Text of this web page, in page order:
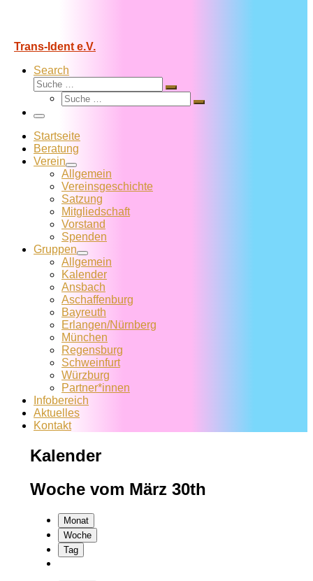
Trans-Ident e.V.
Search
Suche
Suche
Suche
Suche
Menü
Startseite
Beratung
Verein
Allgemein
Vereins­geschichte
Satzung
Mitglied­schaft
Vorstand
Spenden
Gruppen
Allgemein
Kalender
Ansbach
Aschaffenburg
Bayreuth
Erlangen/Nürnberg
München
Regensburg
Schweinfurt
Würzburg
Partner*innen
Infobereich
Aktuelles
Kontakt
Kalender
Woche vom März 30th
Monat
Woche
Tag